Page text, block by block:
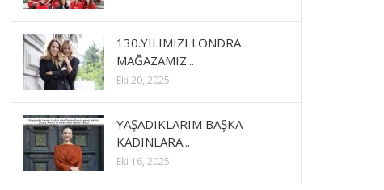
130.YILIMIZI LONDRA
MAĞAZAMIZ...
Eki 20, 2025
YAŞADIKLARIM BAŞKA
KADINLARA...
Eki 16, 2025